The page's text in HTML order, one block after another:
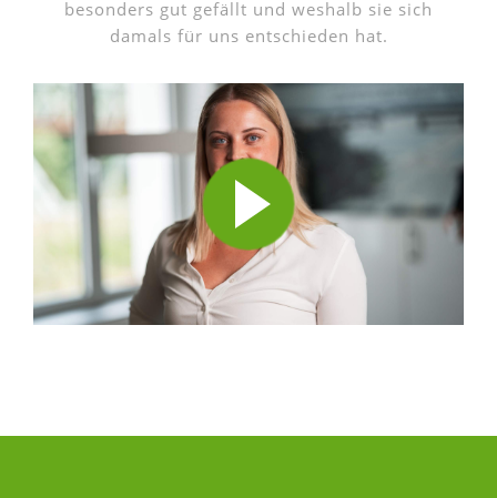
besonders gut gefällt und weshalb sie sich
damals für uns entschieden hat.